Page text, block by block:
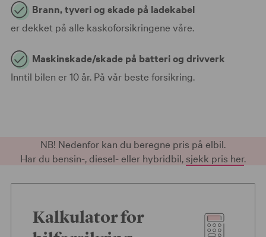
Brann, tyveri og skade på ladekabel
er dekket på alle kaskoforsikringene våre.
Maskinskade/skade på batteri og drivverk
Inntil bilen er 10 år. På vår beste forsikring.
NB! Nedenfor kan du beregne pris på elbil.
Har du bensin-, diesel- eller hybridbil, sjekk pris her.
Kalkulator for